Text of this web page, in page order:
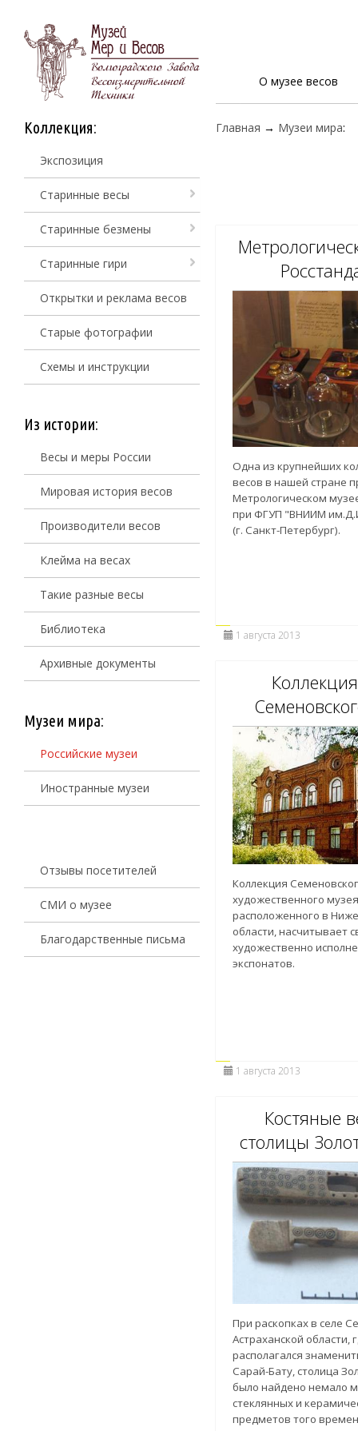
О музее весов
Коллекция:
Экспозиция
Старинные весы
Старинные безмены
Старинные гири
Открытки и реклама весов
Старые фотографии
Схемы и инструкции
Из истории:
Весы и меры России
Мировая история весов
Производители весов
Клейма на весах
Такие разные весы
Библиотека
Архивные документы
Музеи мира:
Российские музеи
Иностранные музеи
Отзывы посетителей
СМИ о музее
Благодарственные письма
Главная → Музеи мира:
Одна из крупнейших
весов в нашей стране
Метрологическом
при ФГУП "ВНИИМ
(г. Санкт-Петербург).
1 августа 2013
Коллекция
художественного
расположенного в
области, насчитывает
художественно
экспонатов.
1 августа 2013
Костяные
столицы
При раскопках в селе
Астраханской области,
располагался
Сарай-Бату, столица
было найдено немало
стеклянных и
предметов того